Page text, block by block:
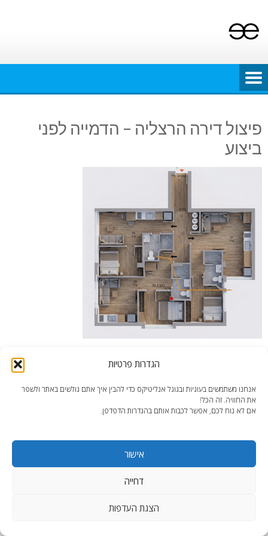
הגדרות פרטיות
אנחנו משתמשים בעוגיות ובגוגל אנליטיקס כדי להבין איך אתם גולשים באתר ולשפר
את החוויה. זה הכל!
אם לא נוח לכם, אפשר לכבות אותם בהגדרות הדפדפן.
אישור
דחייה
הצגת העדפות
content
פיצול דירה הרצליה – הדמייה לפני
ביצוע
פיצול דירה הרצליה – הדמייה לפני ביצוע
WordPress Theme:AccessPress Lite